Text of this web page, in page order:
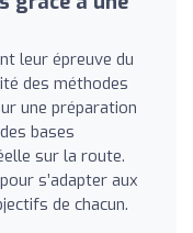
leur épreuve du
des méthodes
une préparation
bases
sur la route.
s’adapter aux
de chacun.